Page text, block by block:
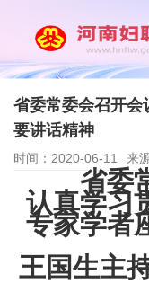
省委常委会召开会
要讲话精神
时间：2020-06-11 来
省委
认真学习
专家学者
王国生主